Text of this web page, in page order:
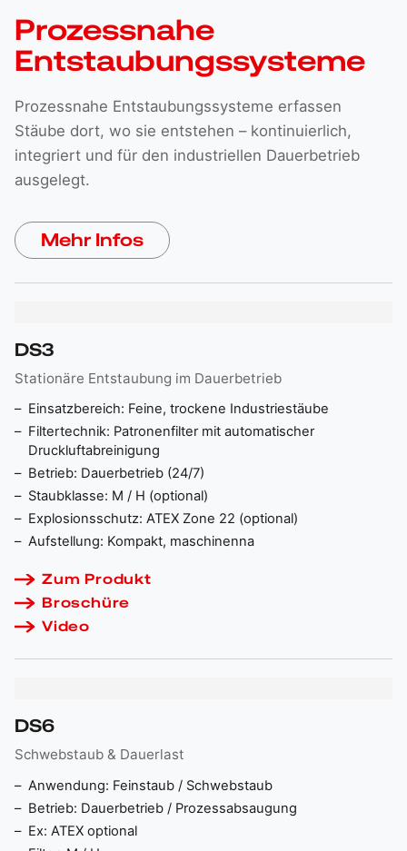
Prozessnahe
Entstaubungssysteme
Prozessnahe Entstaubungssysteme erfassen
Stäube dort, wo sie entstehen – kontinuierlich,
integriert und für den industriellen Dauerbetrieb
ausgelegt.
Mehr Infos
DS3
Stationäre Entstaubung im Dauerbetrieb
Einsatzbereich: Feine, trockene Industrie­stäube
Filtertechnik: Patronenfilter mit automatischer
Druckluftabreinigung
Betrieb: Dauerbetrieb (24/7)
Staubklasse: M / H (optional)
Explosionsschutz: ATEX Zone 22 (optional)
Aufstellung: Kompakt, maschinenna
Zum Produkt
Broschüre
Video
DS6
Schwebstaub & Dauerlast
Anwendung: Feinstaub / Schwebstaub
Betrieb: Dauerbetrieb / Prozessabsaugung
Ex: ATEX optional